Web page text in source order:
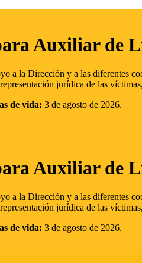
Auxiliar de
a la Dirección y a las diferentes
jurídica de las
de vida: 3 de agosto de 2026.
Auxiliar de
a la Dirección y a las diferentes
jurídica de las
de vida: 3 de agosto de 2026.